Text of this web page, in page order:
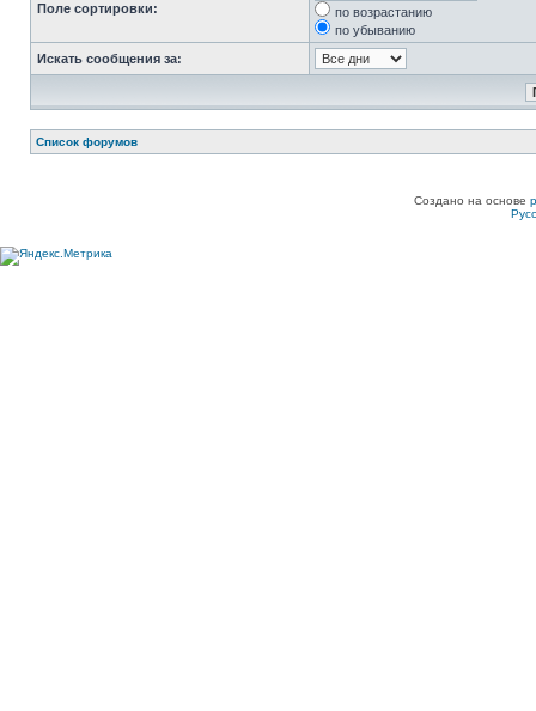
Поле сортировки:
по возрастанию
по убыванию
Искать сообщения за:
Список форумов
Создано на основе